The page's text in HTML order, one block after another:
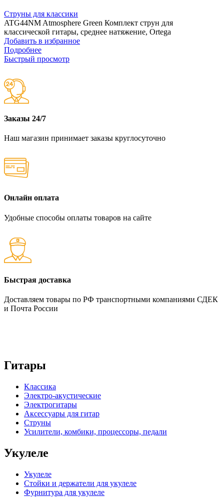
Струны для классики
ATG44NM Atmosphere Green Комплект струн для
классической гитары, среднее натяжение, Ortega
Добавить в избранное
Подробнее
Быстрый просмотр
Заказы 24/7
Наш магазин принимает заказы круглосуточно
Онлайн оплата
Удобные способы оплаты товаров на сайте
Быстрая доставка
Доставляем товары по РФ транспортными компаниями СДЕК
и Почта России
Гитары
Классика
Электро-акустические
Электрогитары
Аксессуары для гитар
Струны
Усилители, комбики, процессоры, педали
Укулеле
Укулеле
Стойки и держатели для укулеле
Фурнитура для укулеле